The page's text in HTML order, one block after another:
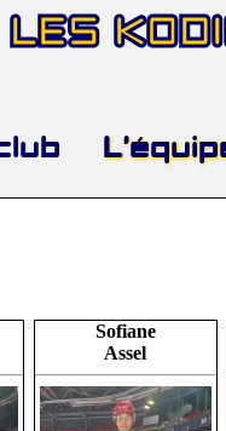
LES
Sofiane
Assel